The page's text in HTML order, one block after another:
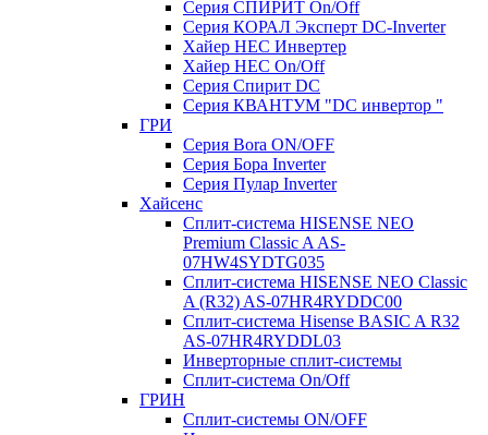
Серия СПИРИТ On/Off
Серия КОРАЛ Эксперт DC-Inverter
Хайер HEC Инвертер
Хайер HEC On/Off
Серия Спирит DC
Серия КВАНТУМ "DC инвертор "
ГРИ
Серия Bora ON/OFF
Серия Бора Inverter
Серия Пулар Inverter
Хайсенс
Сплит-система HISENSE NEO
Premium Classic A AS-
07HW4SYDTG035
Сплит-система HISENSE NEO Classic
A (R32) AS-07HR4RYDDC00
Сплит-система Hisense BASIC A R32
AS-07HR4RYDDL03
Инверторные сплит-системы
Сплит-система On/Off
ГРИН
Сплит-системы ON/OFF